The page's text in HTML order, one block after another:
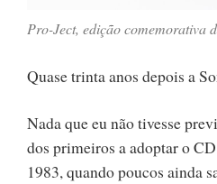
Pro-Ject, edição comemorativa
Quase trinta anos depois a
Nada que eu não tivesse
dos primeiros a adoptar o
1983, quando poucos ainda